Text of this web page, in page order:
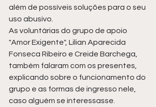
além de possíveis soluções para o seu
uso abusivo.
As voluntárias do grupo de apoio
"Amor Exigente", Lilian Aparecida
Fonseca Ribeiro e Creide Barchega,
também falaram com os presentes,
explicando sobre o funcionamento do
grupo e as formas de ingresso nele,
caso alguém se interessasse.